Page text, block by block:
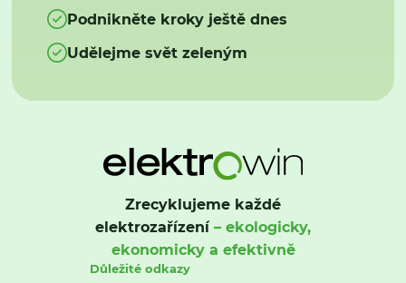
Podnikněte kroky ještě dnes
Udělejme svět zeleným
Zrecyklujeme každé
elektrozařízení– ekologicky,
ekonomicky a efektivně
Důležité odkazy